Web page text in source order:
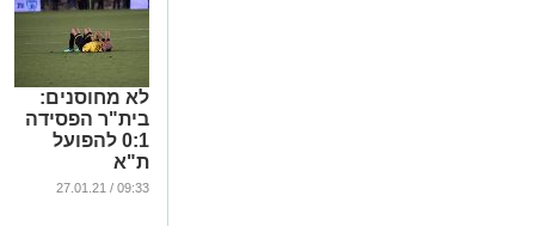
לא מחוסנים:
בית"ר הפסידה
0:1 להפועל
ת"א
...
09:33 / 27.01.21